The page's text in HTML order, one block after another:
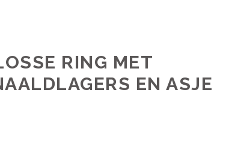
RING MET
EN ASJE